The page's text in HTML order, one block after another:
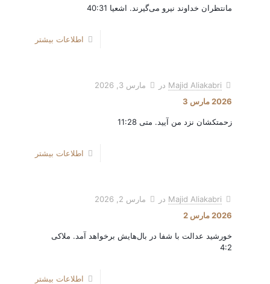
مانتظران خداوند نیرو می‌گیرند. اشعیا 40:31
اطلاعات بیشتر
Majid Aliakabri در
مارس 3, 2026
2026 مارس 3
زحمتکشان نزد من آیید. متی 11:28
اطلاعات بیشتر
Majid Aliakabri در
مارس 2, 2026
2026 مارس 2
خورشید عدالت با شفا در بال‌هایش برخواهد آمد. ملاکی
4:2
اطلاعات بیشتر